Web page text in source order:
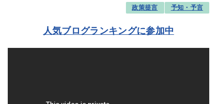
政策提言 予知・予言
人気ブログランキングに参加中